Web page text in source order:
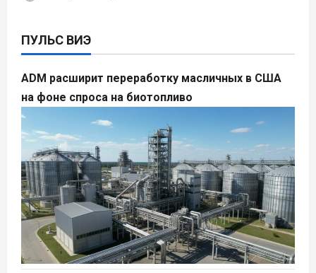
ПУЛЬС ВИЭ
ADM расширит переработку масличных в США
на фоне спроса на биотопливо